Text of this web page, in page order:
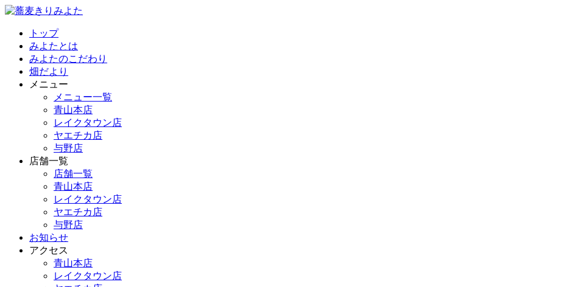
トップ
みよたとは
みよたのこだわり
畑だより
メニュー
メニュー一覧
青山本店
レイクタウン店
ヤエチカ店
与野店
店舗一覧
店舗一覧
青山本店
レイクタウン店
ヤエチカ店
与野店
お知らせ
アクセス
青山本店
レイクタウン店